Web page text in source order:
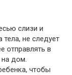
слизи и
не следует
отправлять в
на дом.
чтобы